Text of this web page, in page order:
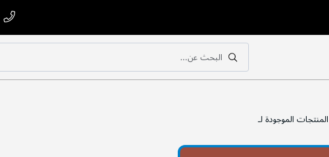
بحث
البحث عن...
بحث
الموجودة لـ